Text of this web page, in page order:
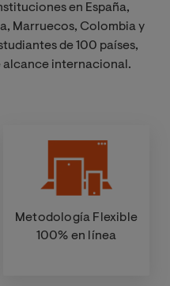
en España,
Marruecos, Colombia y
de 100 países,
internacional.
Metodología Flexible
100% en línea